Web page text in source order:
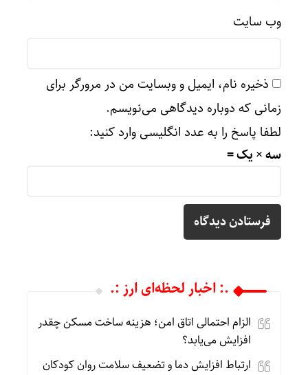
وب‌ سایت
ذخیره نام، ایمیل و وبسایت من در مرورگر برای
زمانی که دوباره دیدگاهی می‌نویسم.
لطفا پاسخ را به عدد انگلیسی وارد کنید:
سه × یک =
.: اخبار لحظه‌ای ارز :.
الزام احتمالی اتاق امن؛ هزینه ساخت مسکن چقدر
افزایش می‌یابد؟
ارتباط افزایش دما و تضعیف سلامت روان کودکان